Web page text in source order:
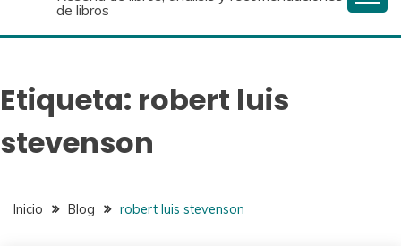
de libros
Etiqueta: robert luis
stevenson
Inicio Blog robert luis stevenson